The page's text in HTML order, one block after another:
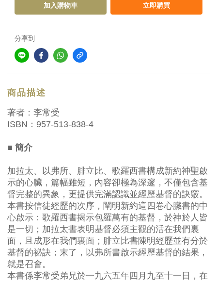
加入購物車 立即購買
分享到
商品描述
著者：李常受
ISBN：957-513-838-4
■ 簡介
加拉太、以弗所、腓立比、歌羅西書構成新約神聖啟
示的心臟，篇幅雖短，內容卻極為深邃，不僅包含基
督完整的異象，更提供完滿認識並經歷基督的訣竅。
本書按信徒經歷的次序，闡明新約這四卷心臟書的中
心啟示：歌羅西書揭示包羅萬有的基督，於神於人皆
是一切；加拉太書表明基督必須主觀的活在我們裏
面，且成形在我們裏面；腓立比書陳明經歷並有分於
基督的祕訣；末了，以弗所書啟示經歷基督的結果，
就是召會。
本書係李常受弟兄於一九六五年四月九至十一日，在